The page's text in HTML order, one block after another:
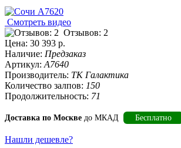
Смотреть видео
Отзывов: 2
Цена: 30 393 р.
Наличие: Предзаказ
Артикул: А7640
Производитель: ТК Галактика
Количество залпов: 150
Продолжительность: 71
Доставка по Москве до МКАД Бесплатно
Нашли дешевле?